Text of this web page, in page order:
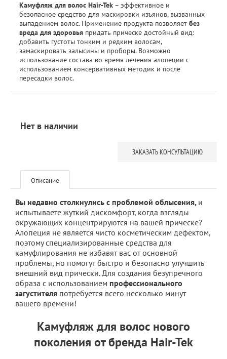
Камуфляж для волос Hair-Tek – эффективное и
безопасное средство для маскировки изъянов, вызванных
выпадением волос. Применение продукта позволяет без
вреда для здоровья придать прическе достойный вид:
добавить густоты тонким и редким волосам,
замаскировать залысины и проборы. Возможно
использование состава во время лечения алопеции с
использованием консервативных методик и после
пересадки волос.
Нет в наличии
ЗАКАЗАТЬ КОНСУЛЬТАЦИЮ
Описание
Вы недавно столкнулись с проблемой облысения, и
испытываете жуткий дискомфорт, когда взгляды
окружающих концентрируются на вашей прическе?
Алопеция не является чисто косметическим дефектом,
поэтому специализированные средства для
камуфлирования не избавят вас от основной
проблемы, но помогут быстро и безопасно улучшить
внешний вид прически. Для создания безупречного
образа с использованием профессионального
загустителя потребуется всего несколько минут
вашего времени!
Камуфляж для волос нового
поколения от бренда Hair-Tek